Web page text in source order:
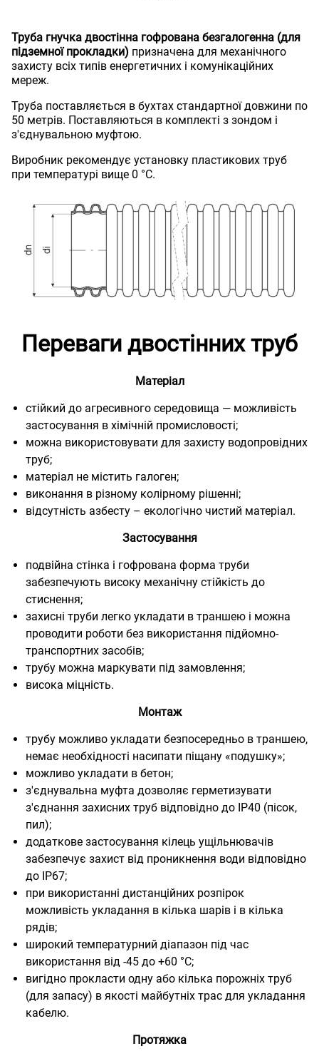
Труба гнучка двостінна гофрована безгалогенна (для
підземної прокладки) призначена для механічного
захисту всіх типів енергетичних і комунікаційних
мереж.
Труба поставляється в бухтах стандартної довжини по
50 метрів. Поставляються в комплекті з зондом і
з'єднувальною муфтою.
Виробник рекомендує установку пластикових труб
при температурі вище 0 °С.
Переваги двостінних труб
Матеріал
стійкий до агресивного середовища — можливість
застосування в хімічній промисловості;
можна використовувати для захисту водопровідних
труб;
матеріал не містить галоген;
виконання в різному колірному рішенні;
відсутність азбесту – екологічно чистий матеріал.
Застосування
подвійна стінка і гофрована форма труби
забезпечують високу механічну стійкість до
стиснення;
захисні труби легко укладати в траншею і можна
проводити роботи без використання підйомно-
транспортних засобів;
трубу можна маркувати під замовлення;
висока міцність.
Монтаж
трубу можливо укладати безпосередньо в траншею,
немає необхідності насипати піщану «подушку»;
можливо укладати в бетон;
з'єднувальна муфта дозволяє герметизувати
з'єднання захисних труб відповідно до IP40 (пісок,
пил);
додаткове застосування кілець ущільнювачів
забезпечує захист від проникнення води відповідно
до IP67;
при використанні дистанційних розпірок
можливість укладання в кілька шарів і в кілька
рядів;
широкий температурний діапазон під час
використання від -45 до +60 °С;
вигідно прокласти одну або кілька порожніх труб
(для запасу) в якості майбутніх трас для укладання
кабелю.
Протяжка